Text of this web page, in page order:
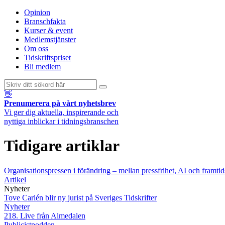
Opinion
Branschfakta
Kurser & event
Medlemstjänster
Om oss
Tidskriftspriset
Bli medlem
👋
Prenumerera på vårt nyhetsbrev
Vi ger dig aktuella, inspirerande och
nyttiga inblickar i tidningsbranschen
Tidigare artiklar
Organisationspressen i förändring – mellan pressfrihet, AI och
Artikel
Nyheter
Tove Carlén blir ny jurist på Sveriges Tidskrifter
Nyheter
218. Live från Almedalen